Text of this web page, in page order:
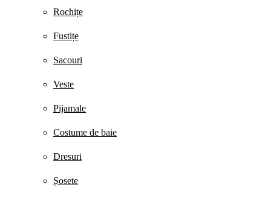
Rochițe
Fustițe
Sacouri
Veste
Pijamale
Costume de baie
Dresuri
Șosete